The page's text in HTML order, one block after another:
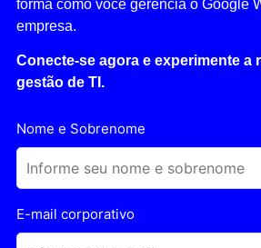
forma como você gerencia o Google
empresa.
Conecte-se agora e experimente a
gestão de TI.
Nome e Sobrenome
E-mail corporativo